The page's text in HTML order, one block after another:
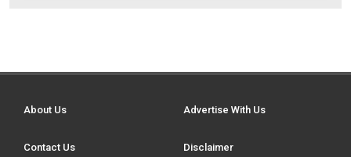
About Us Advertise With Us
Contact Us Disclaimer